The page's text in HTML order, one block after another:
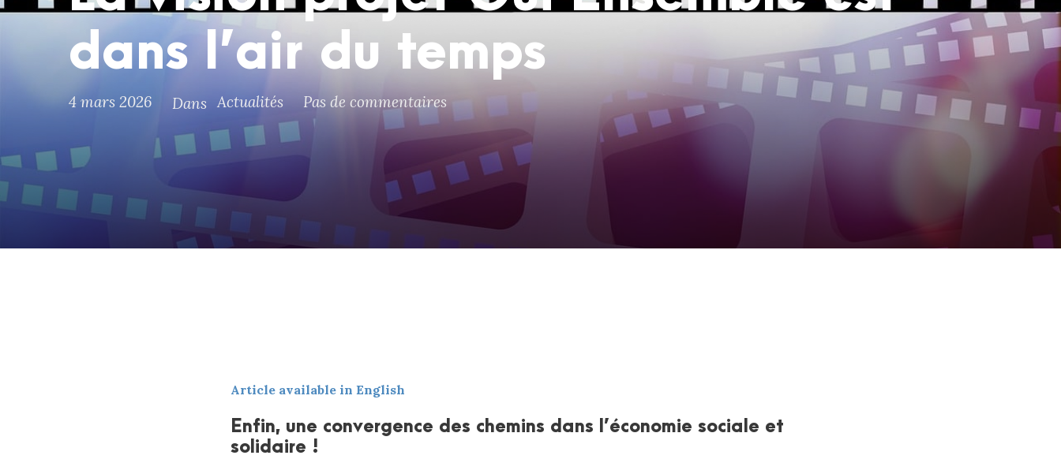
dans l’air du temps
4 mars 2026 Dans Actualités Pas de commentaires
Article available in English
Enfin, une convergence des chemins dans l’économie sociale et
solidaire !